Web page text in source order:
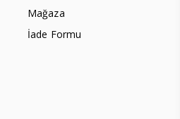
Mağaza
İade Formu